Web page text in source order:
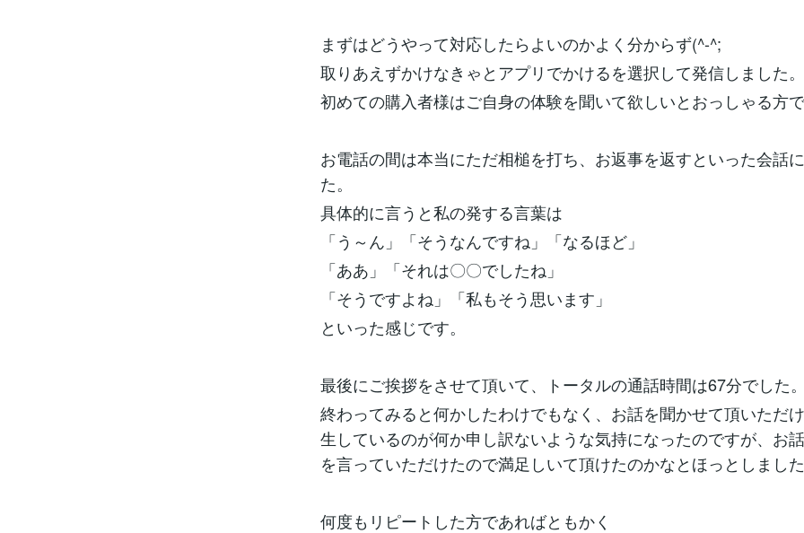
まずはどうやって対応したらよいのかよく分からず(^-^;
取りあえずかけなきゃとアプリでかけるを選択して発信しました。
初めての購入者様はご自身の体験を聞いて欲しいとおっしゃる方
お電話の間は本当にただ相槌を打ち、お返事を返すといった会話
た。
具体的に言うと私の発する言葉は
「う～ん」「そうなんですね」「なるほど」
「ああ」「それは〇〇でしたね」
「そうですよね」「私もそう思います」
といった感じです。
最後にご挨拶をさせて頂いて、トータルの通話時間は67分でした
終わってみると何かしたわけでもなく、お話を聞かせて頂いただ
生しているのが何か申し訳ないような気持になったのですが、お
を言っていただけたので満足しいて頂けたのかなとほっとしまし
何度もリピートした方であればともかく